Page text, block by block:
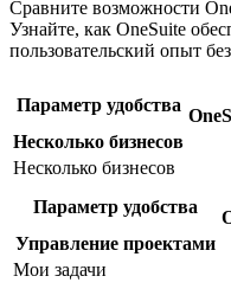
Сравните возможности
Узнайте, как OneSuite
пользовательский опыт
Параметр удобства
Несколько бизнесов
Несколько бизнесов
Параметр удобства
Управление проектами
Мои задачи